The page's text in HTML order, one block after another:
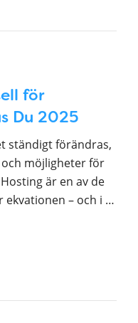
för
Du 2025
ständigt förändras,
möjligheter för
är en av de
ekvationen – och i …